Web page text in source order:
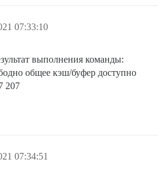
07:33:10
выполнения команды:
общее кэш/буфер доступно
207
07:34:51